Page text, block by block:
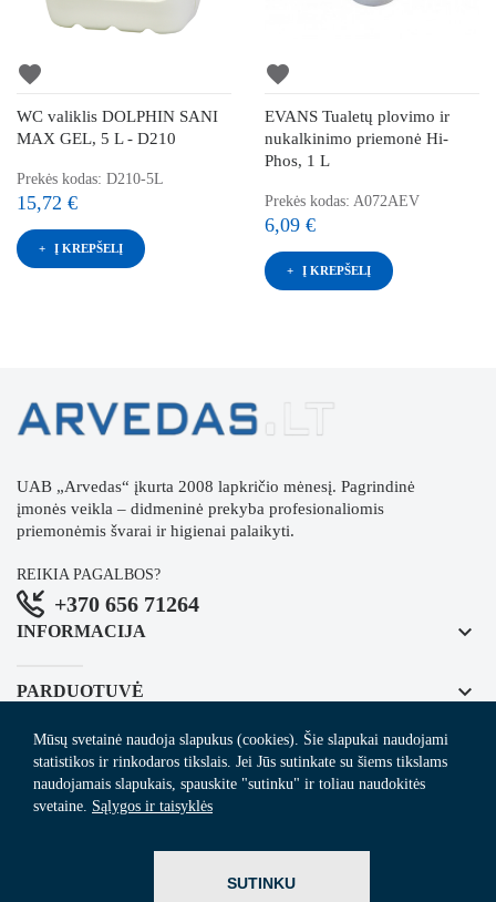
favorite
WC valiklis DOLPHIN SANI
MAX GEL, 5 L - D210
Prekės kodas: D210-5L
15,72 €
Į KREPŠELĮ
favorite
EVANS Tualetų plovimo ir
nukalkinimo priemonė Hi-
Phos, 1 L
Prekės kodas: A072AEV
6,09 €
Į KREPŠELĮ
UAB „Arvedas“ įkurta 2008 lapkričio mėnesį. Pagrindinė
įmonės veikla – didmeninė prekyba profesionaliomis
priemonėmis švarai ir higienai palaikyti.
REIKIA PAGALBOS?
+370 656 71264
INFORMACIJA keyboard_arrow_down
PARDUOTUVĖ keyboard_arrow_down
REGISTRUOKITĖS NAUJIENLAIŠKIUI
- švaros prekių el. parduotuvė.
Mūsų svetainė naudoja slapukus (cookies). Šie slapukai naudojami
statistikos ir rinkodaros tikslais. Jei Jūs sutinkate su šiems tikslams
naudojamais slapukais, spauskite "sutinku" ir toliau naudokitės
svetaine. Sąlygos ir taisyklės
SUTINKU